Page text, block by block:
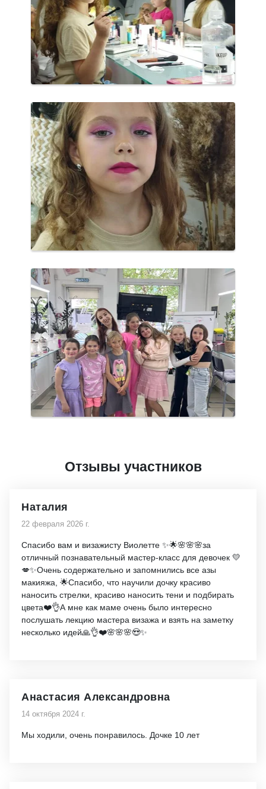
Отзывы участников
Наталия
22 февраля 2026 г.
Спасибо вам и визажисту Виолетте ✨🌟🌸🌸🌸за
отличный познавательный мастер-класс для девочек 💛
💋✨Очень содержательно и запомнились все азы
макияжа, 🌟Спасибо, что научили дочку красиво
наносить стрелки, красиво наносить тени и подбирать
цвета❤️👌А мне как маме очень было интересно
послушать лекцию мастера визажа и взять на заметку
несколько идей🙏👌❤️🌸🌸🌸😍✨
Анастасия Александровна
14 октября 2024 г.
Мы ходили, очень понравилось. Дочке 10 лет